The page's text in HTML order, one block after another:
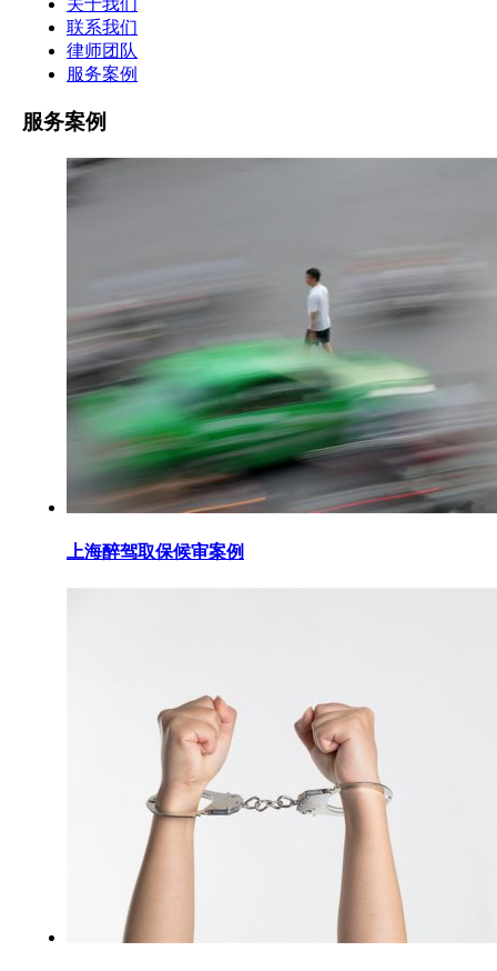
关于我们
联系我们
律师团队
服务案例
服务案例
上海醉驾取保候审案例